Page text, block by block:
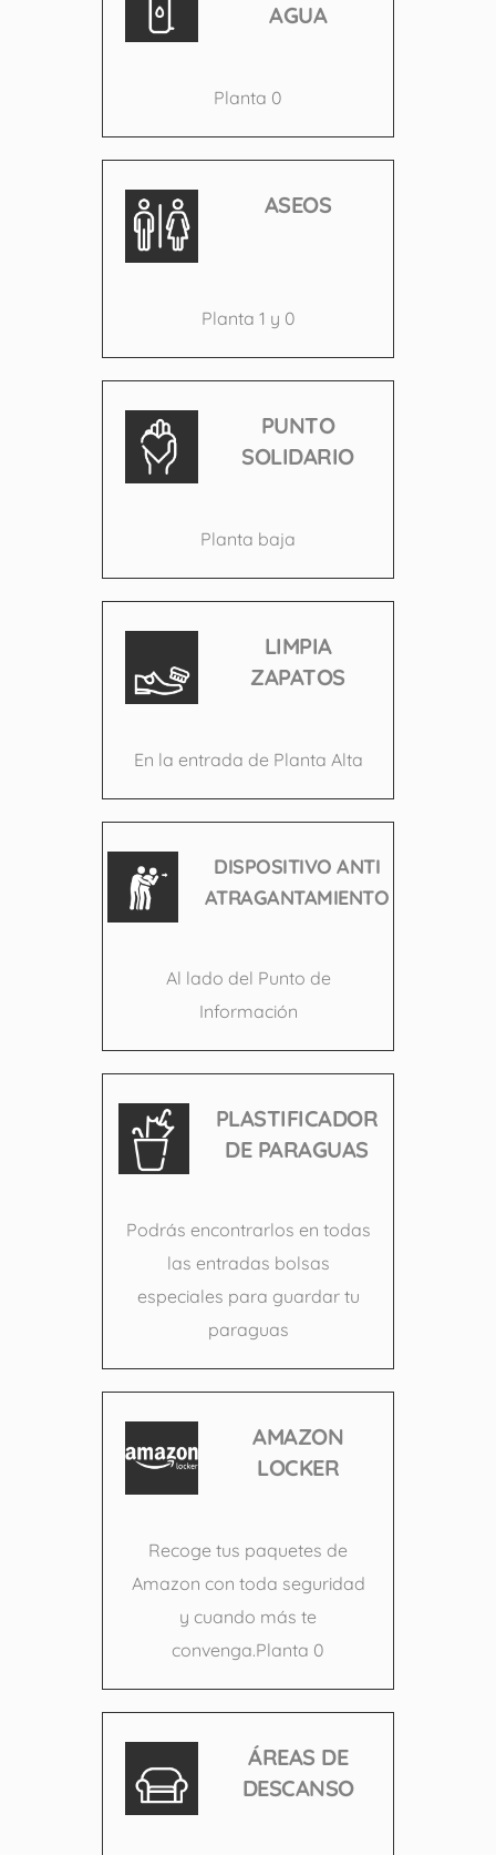
AGUA
Planta 0
ASEOS
Planta 1 y 0
PUNTO
SOLIDARIO
Planta baja
LIMPIA
ZAPATOS
En la entrada de Planta Alta
DISPOSITIVO ANTI
ATRAGANTAMIENTO
Al lado del Punto de
Información
PLASTIFICADOR
DE PARAGUAS
Podrás encontrarlos en todas
las entradas bolsas
especiales para guardar tu
paraguas
AMAZON
LOCKER
Recoge tus paquetes de
Amazon con toda seguridad
y cuando más te
convenga.Planta 0
ÁREAS DE
DESCANSO